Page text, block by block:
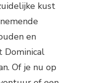
kust
en
Of je nu op